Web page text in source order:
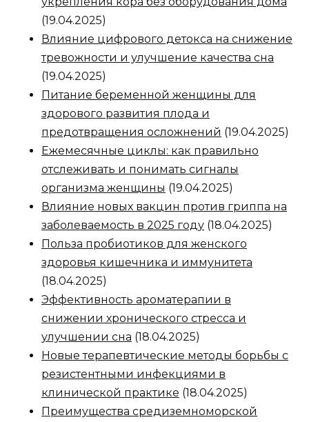
(19.04.2025)
Влияние цифрового детокса на снижение
тревожности и улучшение качества сна
(19.04.2025)
Питание беременной женщины для
здорового развития плода и
предотвращения осложнений (19.04.2025)
Ежемесячные циклы: как правильно
отслеживать и понимать сигналы
организма женщины (19.04.2025)
Влияние новых вакцин против гриппа на
заболеваемость в 2025 году (18.04.2025)
Польза пробиотиков для женского
здоровья кишечника и иммунитета
(18.04.2025)
Эффективность ароматерапии в
снижении хронического стресса и
улучшении сна (18.04.2025)
Новые терапевтические методы борьбы с
резистентными инфекциями в
клинической практике (18.04.2025)
Преимущества средиземноморской